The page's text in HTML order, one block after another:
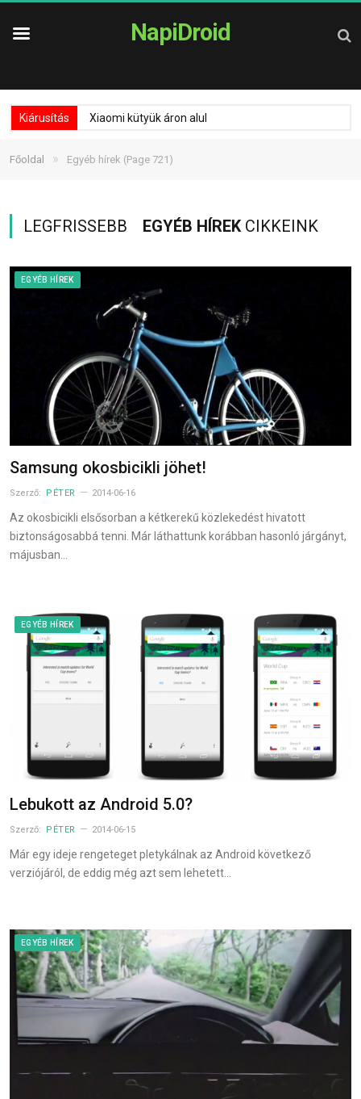
NapiDroid
Kiárusítás Xiaomi kütyük áron alul
Főoldal » Egyéb hírek (Page 721)
LEGFRISSEBB EGYÉB HÍREKCIKKEINK
EGYÉB HÍREK
Samsung okosbicikli jöhet!
Szerző: PÉTER 2014-06-16
Az okosbicikli elsősorban a kétkerekű közlekedést hivatott
biztonságosabbá tenni. Már láthattunk korábban hasonló járgányt,
májusban…
EGYÉB HÍREK
Lebukott az Android 5.0?
Szerző: PÉTER 2014-06-15
Már egy ideje rengeteget pletykálnak az Android következő
verziójáról, de eddig még azt sem lehetett…
EGYÉB HÍREK